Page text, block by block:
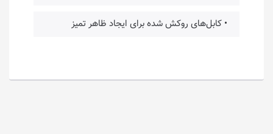
• کابل‌های روکش شده برای ایجاد ظاهر تمیز